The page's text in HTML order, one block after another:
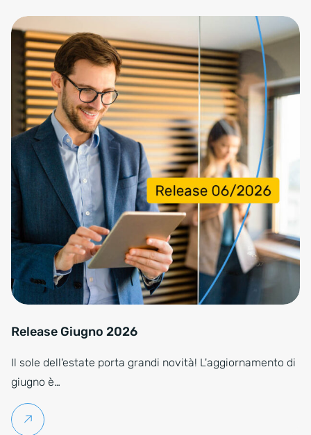
Release Giugno 2026
Il sole dell'estate porta grandi novità! L'aggiornamento di
giugno è…
Per saperne di più